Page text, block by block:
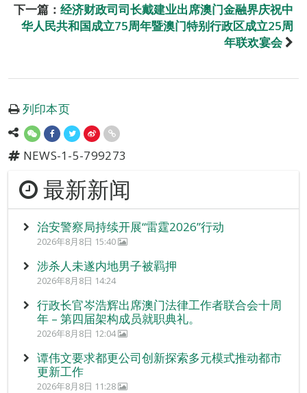
下一篇： 经济财政司司长戴建业出席澳门金融界庆祝中
华人民共和国成立75周年暨澳门特别行政区成立25周
年联欢宴会
列印本页
NEWS-1-5-799273
最新新闻
治安警察局持续开展“雷霆2026”行动
2026年8月8日 15:40
涉杀人未遂内地男子被羁押
2026年8月8日 14:24
行政长官岑浩辉出席澳门法律工作者联合会十周
年 – 第四届架构成员就职典礼。
2026年8月8日 12:04
谭伟文要求都更公司创新探索多元模式推动都市
更新工作
2026年8月8日 11:28